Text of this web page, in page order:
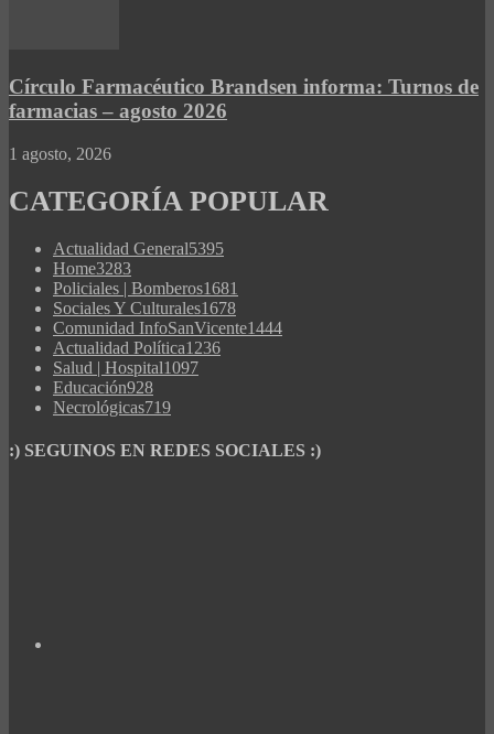
Círculo Farmacéutico Brandsen informa: Turnos de
farmacias – agosto 2026
1 agosto, 2026
CATEGORÍA POPULAR
Actualidad General5395
Home3283
Policiales | Bomberos1681
Sociales Y Culturales1678
Comunidad InfoSanVicente1444
Actualidad Política1236
Salud | Hospital1097
Educación928
Necrológicas719
:) SEGUINOS EN REDES SOCIALES :)